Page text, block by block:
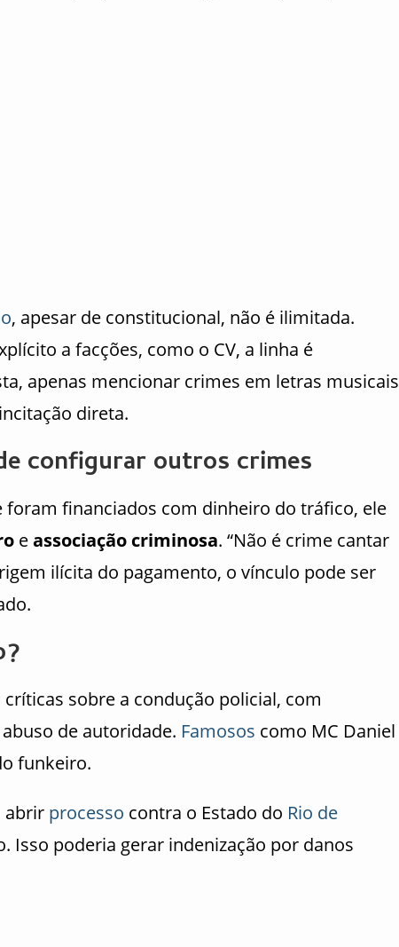
, apesar de constitucional, não é ilimitada.
a facções, como o CV, a linha é
apenas mencionar crimes em letras musicais
direta.
configurar outros crimes
foram financiados com dinheiro do tráfico, ele
eassociação criminosa. “Não é crime cantar
ilícita do pagamento, o vínculo pode ser
sobre a condução policial, com
de autoridade. Famosos como MC Daniel
funkeiro.
abrir processo contra o Estado do Rio de
Isso poderia gerar indenização por danos